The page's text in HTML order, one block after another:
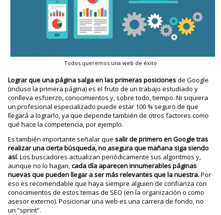
Todos queremos una web de éxito
Lograr que una página salga en las primeras posicionesde Google
(incluso la primera página) es el fruto de un trabajo estudiado y
conlleva esfuerzo, conocimientos y, sobre todo, tiempo. Ni siquiera
un profesional especializado puede estar 100 % seguro de que
llegará a lograrlo, ya que depende también de otros factores como
qué hace la competencia, por ejemplo.
Es también importante señalar quesalir de primero en Google tras
realizar una cierta búsqueda, no asegura que mañana siga siendo
así. Los buscadores actualizan periódicamente sus algoritmos y,
aunque no lo hagan,cada día aparecen innumerables páginas
nuevas que pueden llegar a ser más relevantes que la nuestra.Por
eso es recomendable que haya siempre alguien de confianza con
conocimientos de estos temas de SEO (en la organización o como
asesor externo). Posicionar una web es una carrera de fondo, no
un “sprint”.